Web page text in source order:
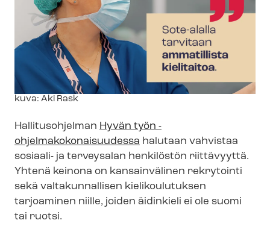
Kuvateksti
kuva: Aki Rask
Hallitusohjelman Hyvän työn -​
ohjelmakokonaisuudessa halutaan vahvistaa
sosiaali- ja terveysalan henkilöstön riittävyyttä.
Yhtenä keinona on kansainvälinen rekrytointi
sekä valtakunnallisen kielikoulutuksen
tarjoaminen niille, joiden äidinkieli ei ole suomi
tai ruotsi.